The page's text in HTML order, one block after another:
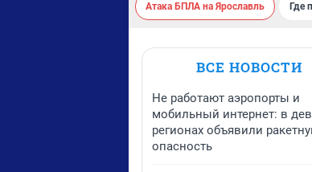
Атака БПЛА на Ярославль Где
ВСЕ НОВОСТИ
Не работают аэропорты и
мобильный интернет: в
регионах объявили
опасность